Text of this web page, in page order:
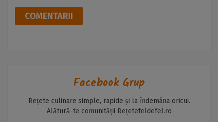
COMENTARII
Facebook Grup
Rețete culinare simple, rapide și la îndemâna oricui.
Alătură-te comunității Rețetefeldefel.ro